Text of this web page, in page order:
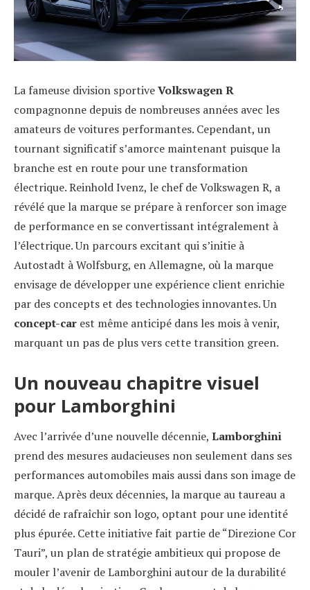
La fameuse division sportiveVolkswagen R
compagnonne depuis de nombreuses années avec les
amateurs de voitures performantes. Cependant, un
tournant significatif s’amorce maintenant puisque la
branche est en route pour une transformation
électrique. Reinhold Ivenz, le chef de Volkswagen R, a
révélé que la marque se prépare à renforcer son image
de performance en se convertissant intégralement à
l’électrique. Un parcours excitant qui s’initie à
Autostadt à Wolfsburg, en Allemagne, où la marque
envisage de développer une expérience client enrichie
par des concepts et des technologies innovantes. Un
concept-car est même anticipé dans les mois à venir,
marquant un pas de plus vers cette transition green.
Un nouveau chapitre visuel
pour Lamborghini
Avec l’arrivée d’une nouvelle décennie, Lamborghini
prend des mesures audacieuses non seulement dans ses
performances automobiles mais aussi dans son image de
marque. Après deux décennies, la marque au taureau a
décidé de rafraîchir son logo, optant pour une identité
plus épurée. Cette initiative fait partie de “Direzione Cor
Tauri”, un plan de stratégie ambitieux qui propose de
mouler l’avenir de Lamborghini autour de la durabilité